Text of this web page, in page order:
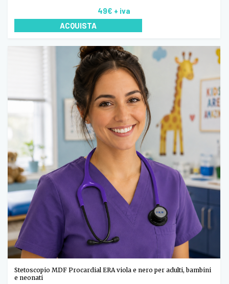
49€ + iva
ACQUISTA
Stetoscopio MDF Procardial ERA viola e nero per adulti, bambini
e neonati